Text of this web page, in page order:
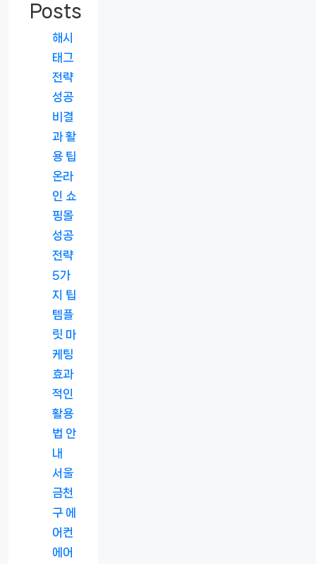
Posts
해시
태그
전략
성공
비결
과 활
용 팁
온라
인 쇼
핑몰
성공
전략
5가
지 팁
템플
릿 마
케팅
효과
적인
활용
법 안
내
서울
금천
구 에
어컨
에어